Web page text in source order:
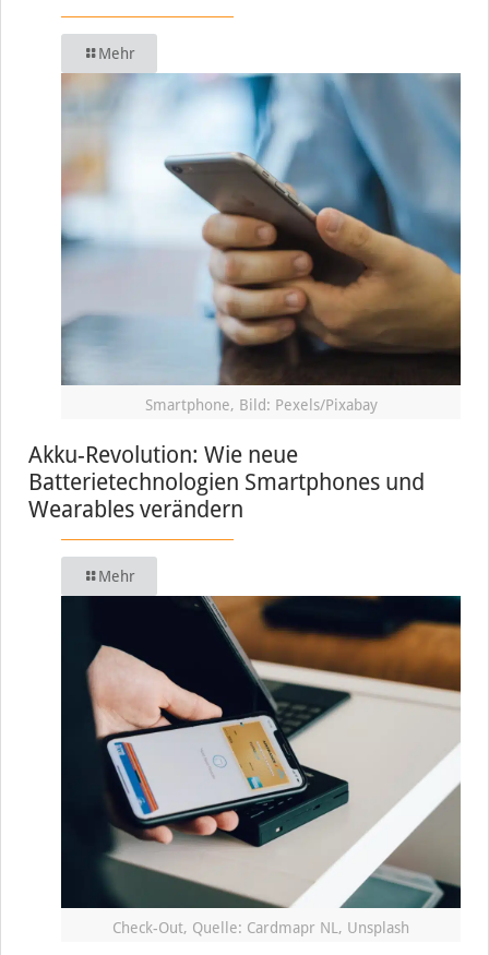
Mehr
Smartphone, Bild: Pexels/Pixabay
Akku-Revolution: Wie neue
Batterietechnologien Smartphones und
Wearables verändern
Mehr
Check-Out, Quelle: Cardmapr NL, Unsplash